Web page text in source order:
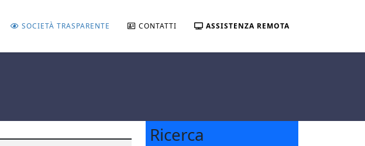
SOCIETÀ TRASPARENTE CONTATTI ASSISTENZA REMOTA
Ricerca